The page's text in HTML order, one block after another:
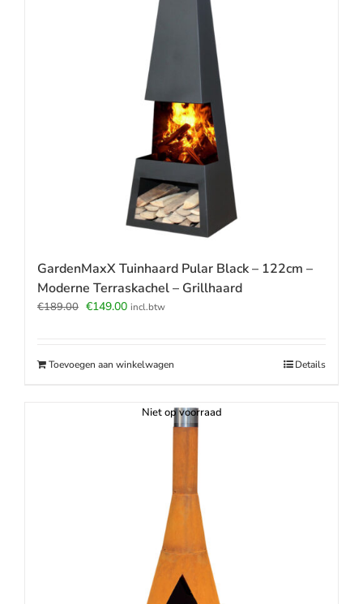
GardenMaxX Tuinhaard Pular Black – 122cm –
Moderne Terraskachel – Grillhaard
€189.00 Oorspronkelijke
€189.00.
€149.00Huidige
€149.00.
incl.btw
Toevoegen aan winkelwagen Details
Niet op voorraad